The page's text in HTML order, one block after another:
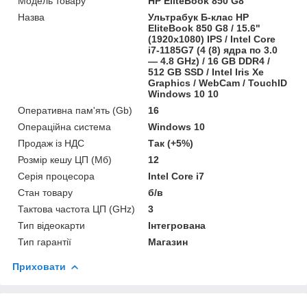
Назва
Ультрабук Б-клас HP
EliteBook 850 G8 / 15.6"
(1920x1080) IPS / Intel Core
i7-1185G7 (4 (8) ядра по 3.0
— 4.8 GHz) / 16 GB DDR4 /
512 GB SSD / Intel Iris Xe
Graphics / WebCam / TouchID
Windows 10 10
Оперативна пам'ять (Gb)
16
Операційна система
Windows 10
Продаж із НДС
Так (+5%)
Розмір кешу ЦП (Мб)
12
Серія процесора
Intel Core i7
Стан товару
б/в
Тактова частота ЦП (GHz)
3
Тип відеокарти
Інтегрована
Тип гарантії
Магазин
Приховати